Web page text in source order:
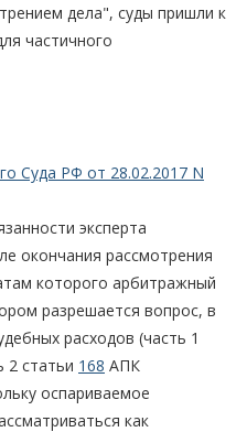
дела", суды пришли к
частичного
Суда РФ от 28.02.2017 N
эксперта
окончания рассмотрения
которого арбитражный
разрешается вопрос, в
расходов (часть 1
2 статьи 168 АПК
оспариваемое
как